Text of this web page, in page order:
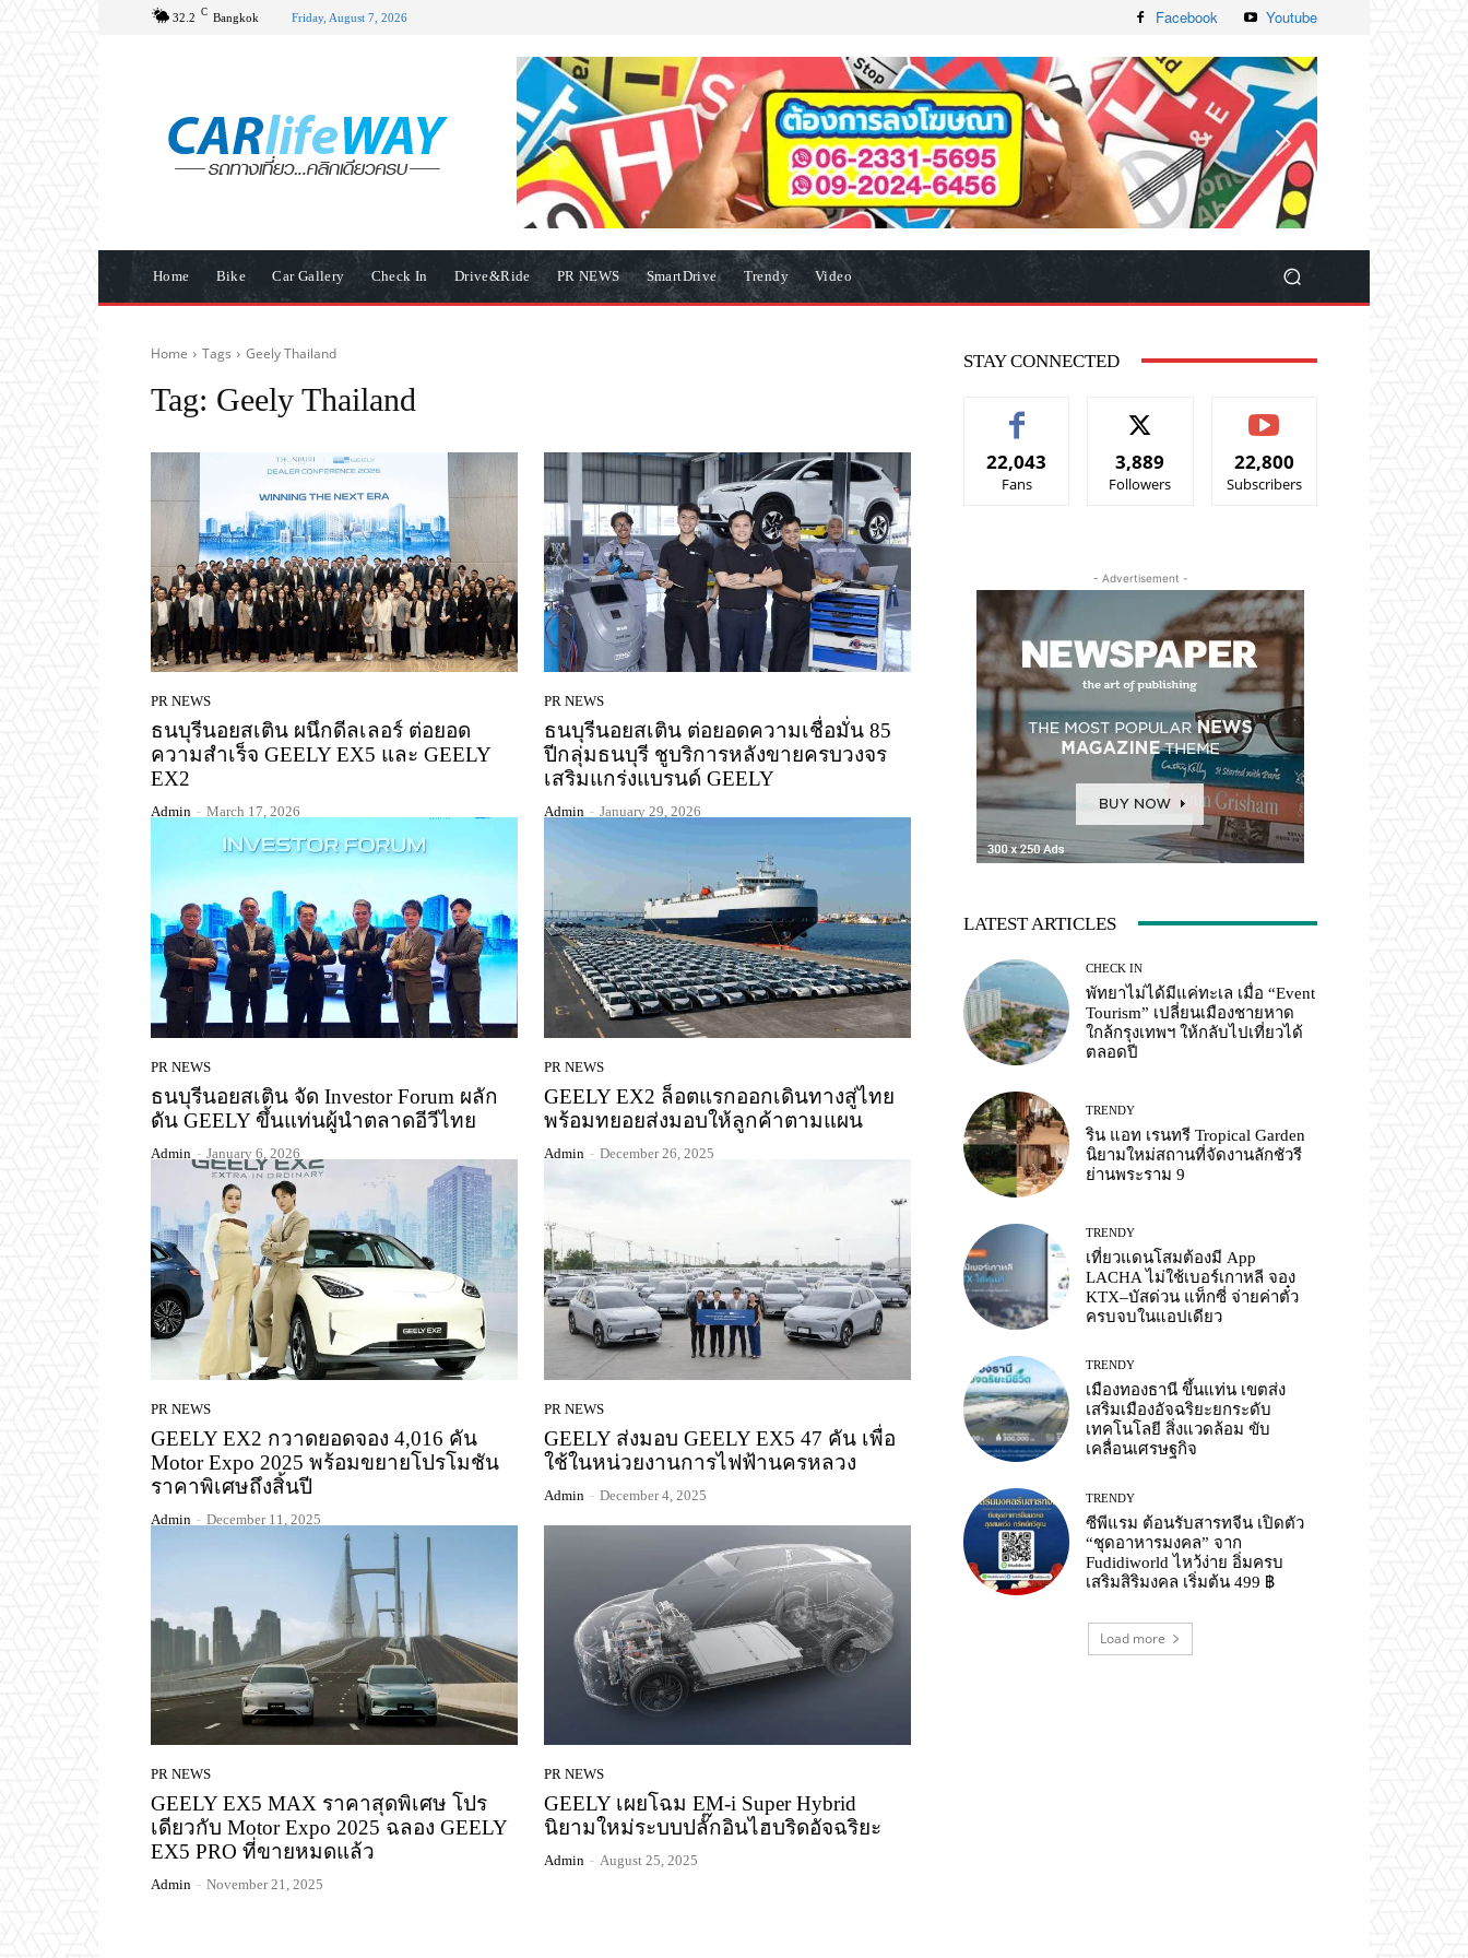
32.2 C Bangkok Friday, August 7, 2026 Facebook Youtube
Home Bike Car Gallery Check In Drive&Ride PR NEWS SmartDrive Trendy Video
Home Tags Geely Thailand
Tag: Geely Thailand
PR NEWS
ธนบุรีนอยสเติน ผนึกดีลเลอร์ ต่อยอด
ความสำเร็จ GEELY EX5 และ GEELY
EX2
Admin - March 17, 2026
PR NEWS
ธนบุรีนอยสเติน ต่อยอดความเชื่อมั่น 85
ปีกลุ่มธนบุรี ชูบริการหลังขายครบวงจร
เสริมแกร่งแบรนด์ GEELY
Admin - January 29, 2026
PR NEWS
ธนบุรีนอยสเติน จัด Investor Forum ผลัก
ดัน GEELY ขึ้นแท่นผู้นำตลาดอีวีไทย
Admin - January 6, 2026
PR NEWS
GEELY EX2 ล็อตแรกออกเดินทางสู่ไทย
พร้อมทยอยส่งมอบให้ลูกค้าตามแผน
Admin - December 26, 2025
PR NEWS
GEELY EX2 กวาดยอดจอง 4,016 คัน
Motor Expo 2025 พร้อมขยายโปรโมชัน
ราคาพิเศษถึงสิ้นปี
Admin - December 11, 2025
PR NEWS
GEELY ส่งมอบ GEELY EX5 47 คัน เพื่อ
ใช้ในหน่วยงานการไฟฟ้านครหลวง
Admin - December 4, 2025
PR NEWS
GEELY EX5 MAX ราคาสุดพิเศษ โปร
เดียวกับ Motor Expo 2025 ฉลอง GEELY
EX5 PRO ที่ขายหมดแล้ว
Admin - November 21, 2025
PR NEWS
GEELY เผยโฉม EM-i Super Hybrid
นิยามใหม่ระบบปลั๊กอินไฮบริดอัจฉริยะ
Admin - August 25, 2025
STAY CONNECTED
22,043
Fans
3,889
Followers
22,800
Subscribers
- Advertisement -
LATEST ARTICLES
CHECK IN
พัทยาไม่ได้มีแค่ทะเล เมื่อ “Event
Tourism” เปลี่ยนเมืองชายหาด
ใกล้กรุงเทพฯ ให้กลับไปเที่ยวได้
ตลอดปี
TRENDY
ริน แอท เรนทรี Tropical Garden
นิยามใหม่สถานที่จัดงานลักชัวรี
ย่านพระราม 9
TRENDY
เที่ยวแดนโสมต้องมี App
LACHA ไม่ใช้เบอร์เกาหลี จอง
KTX–บัสด่วน แท็กซี่ จ่ายค่าตั๋ว
ครบจบในแอปเดียว
TRENDY
เมืองทองธานี ขึ้นแท่น เขตส่ง
เสริมเมืองอัจฉริยะยกระดับ
เทคโนโลยี สิ่งแวดล้อม ขับ
เคลื่อนเศรษฐกิจ
TRENDY
ซีพีแรม ต้อนรับสารทจีน เปิดตัว
“ชุดอาหารมงคล” จาก
Fudidiworld ไหว้ง่าย อิ่มครบ
เสริมสิริมงคล เริ่มต้น 499 ฿
Load more